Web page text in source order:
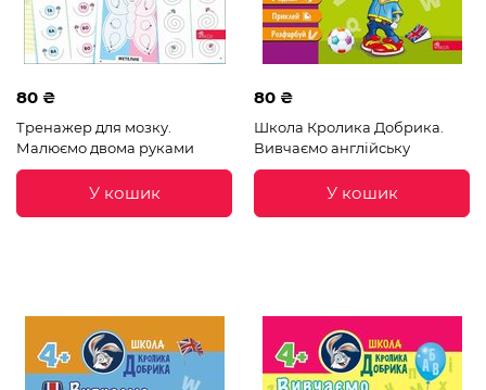
80 ₴
Тренажер для мозку.
Малюємо двома руками
У кошик
80 ₴
Школа Кролика Добрика.
Вивчаємо англійську
У кошик